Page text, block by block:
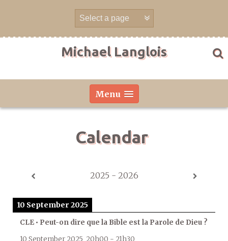
Michael Langlois
Menu
Calendar
2025 - 2026
10 September 2025
CLE • Peut-on dire que la Bible est la Parole de Dieu ?